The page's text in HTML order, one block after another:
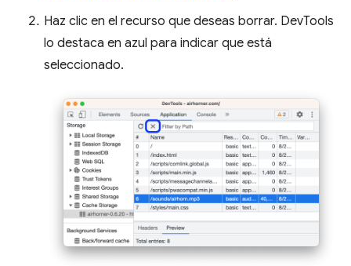
Haz clic en el recurso que deseas borrar. DevTools
lo destaca en azul para indicar que está
seleccionado.